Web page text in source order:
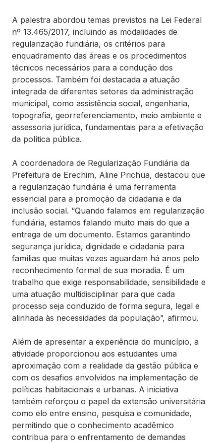
A palestra abordou temas previstos na Lei Federal
nº 13.465/2017, incluindo as modalidades de
regularização fundiária, os critérios para
enquadramento das áreas e os procedimentos
técnicos necessários para a condução dos
processos. Também foi destacada a atuação
integrada de diferentes setores da administração
municipal, como assistência social, engenharia,
topografia, georreferenciamento, meio ambiente e
assessoria jurídica, fundamentais para a efetivação
da política pública.
A coordenadora de Regularização Fundiária da
Prefeitura de Erechim, Aline Prichua, destacou que
a regularização fundiária é uma ferramenta
essencial para a promoção da cidadania e da
inclusão social. “Quando falamos em regularização
fundiária, estamos falando muito mais do que a
entrega de um documento. Estamos garantindo
segurança jurídica, dignidade e cidadania para
famílias que muitas vezes aguardam há anos pelo
reconhecimento formal de sua moradia. É um
trabalho que exige responsabilidade, sensibilidade e
uma atuação multidisciplinar para que cada
processo seja conduzido de forma segura, legal e
alinhada às necessidades da população”, afirmou.
Além de apresentar a experiência do município, a
atividade proporcionou aos estudantes uma
aproximação com a realidade da gestão pública e
com os desafios envolvidos na implementação de
políticas habitacionais e urbanas. A iniciativa
também reforçou o papel da extensão universitária
como elo entre ensino, pesquisa e comunidade,
permitindo que o conhecimento acadêmico
contribua para o enfrentamento de demandas